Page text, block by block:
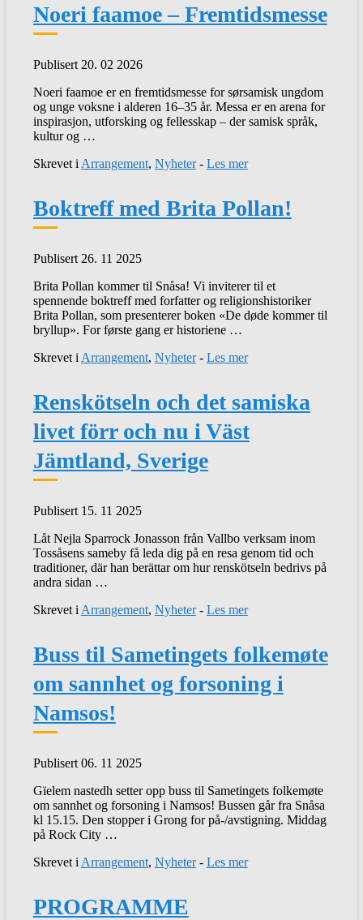
Noeri faamoe – Fremtidsmesse
Publisert 20. 02 2026
Noeri faamoe er en fremtidsmesse for sørsamisk ungdom
og unge voksne i alderen 16–35 år. Messa er en arena for
inspirasjon, utforsking og fellesskap – der samisk språk,
kultur og …
Skrevet i Arrangement, Nyheter- Les mer
Boktreff med Brita Pollan!
Publisert 26. 11 2025
Brita Pollan kommer til Snåsa! Vi inviterer til et
spennende boktreff med forfatter og religionshistoriker
Brita Pollan, som presenterer boken «De døde kommer til
bryllup». For første gang er historiene …
Skrevet i Arrangement, Nyheter- Les mer
Renskötseln och det samiska
livet förr och nu i Väst
Jämtland, Sverige
Publisert 15. 11 2025
Låt Nejla Sparrock Jonasson från Vallbo verksam inom
Tossåsens sameby få leda dig på en resa genom tid och
traditioner, där han berättar om hur renskötseln bedrivs på
andra sidan …
Skrevet i Arrangement, Nyheter- Les mer
Buss til Sametingets folkemøte
om sannhet og forsoning i
Namsos!
Publisert 06. 11 2025
Gïelem nastedh setter opp buss til Sametingets folkemøte
om sannhet og forsoning i Namsos! Bussen går fra Snåsa
kl 15.15. Den stopper i Grong for på-/avstigning. Middag
på Rock City …
Skrevet i Arrangement, Nyheter- Les mer
PROGRAMME